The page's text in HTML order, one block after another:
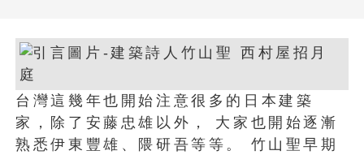
台灣這幾年也開始注意很多的日本建築
家，除了安藤忠雄以外， 大家也開始逐漸
熟悉伊東豐雄、隈研吾等等。 竹山聖早期